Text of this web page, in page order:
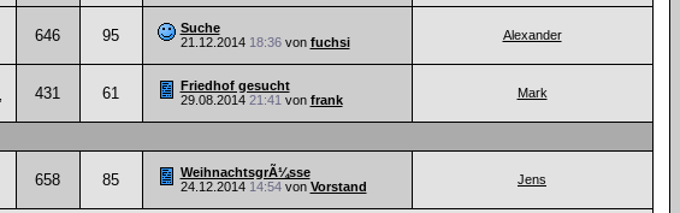
646 95
Suche
21.12.2014 18:36von fuchsi Alexander
431 61
Friedhof gesucht
29.08.2014 21:41 von frank Mark
658 85
WeihnachtsgrÃ¼sse
24.12.2014 14:54von Vorstand Jens